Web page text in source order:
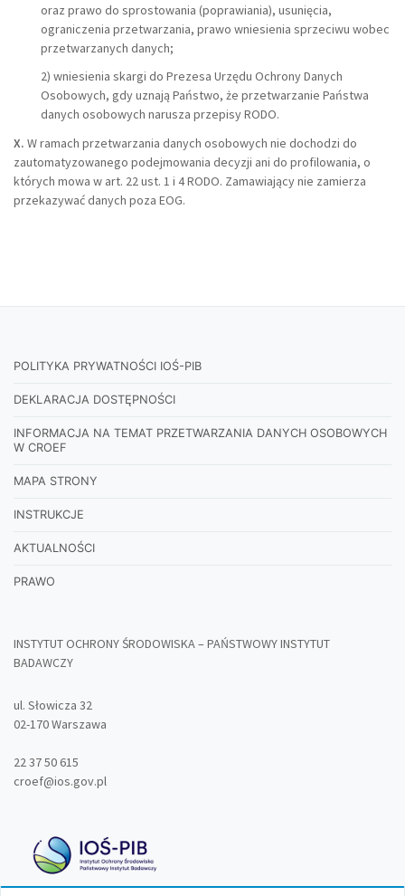
oraz prawo do sprostowania (poprawiania), usunięcia,
ograniczenia przetwarzania, prawo wniesienia sprzeciwu wobec
przetwarzanych danych;
2) wniesienia skargi do Prezesa Urzędu Ochrony Danych
Osobowych, gdy uznają Państwo, że przetwarzanie Państwa
danych osobowych narusza przepisy RODO.
X. W ramach przetwarzania danych osobowych nie dochodzi do
zautomatyzowanego podejmowania decyzji ani do profilowania, o
których mowa w art. 22 ust. 1 i 4 RODO. Zamawiający nie zamierza
przekazywać danych poza EOG.
POLITYKA PRYWATNOŚCI IOŚ-PIB
DEKLARACJA DOSTĘPNOŚCI
INFORMACJA NA TEMAT PRZETWARZANIA DANYCH OSOBOWYCH
W CROEF
MAPA STRONY
INSTRUKCJE
AKTUALNOŚCI
PRAWO
INSTYTUT OCHRONY ŚRODOWISKA – PAŃSTWOWY INSTYTUT
BADAWCZY
ul. Słowicza 32
02-170 Warszawa
22 37 50 615
croef@ios.gov.pl